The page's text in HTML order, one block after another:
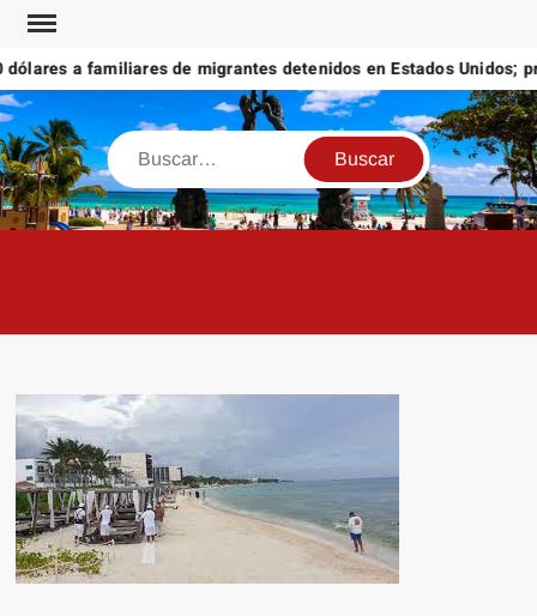
Saltar
contenidoa familiares de migrantes detenidos en Estados Unidos;
Buscar